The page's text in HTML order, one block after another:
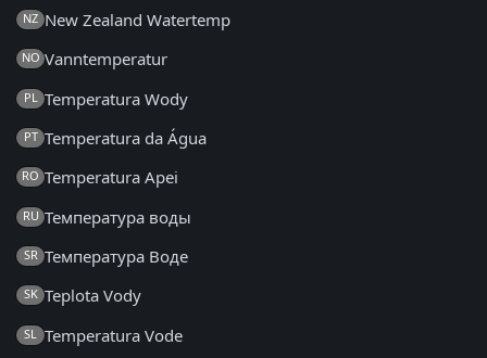
NZ New Zealand Watertemp
NO Vanntemperatur
PL Temperatura Wody
PT Temperatura da Água
RO Temperatura Apei
RU Температура воды
SR Температура Воде
SK Teplota Vody
SL Temperatura Vode